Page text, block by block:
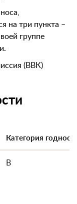
на три пункта –
группе
(ВВК)
Категория
В